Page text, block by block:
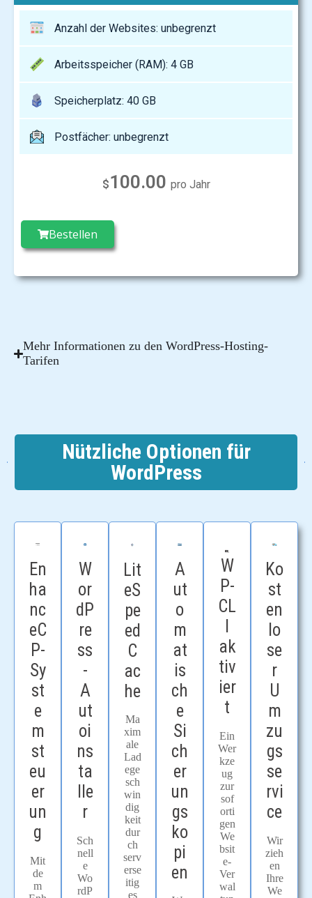
Anzahl der Websites: unbegrenzt
Arbeitsspeicher (RAM): 4 GB
Speicherplatz: 40 GB
Postfächer: unbegrenzt
$100.00 pro Jahr
Bestellen
Mehr Informationen zu den WordPress-Hosting-
Tarifen
Nützliche Optionen für
WordPress
En
ha
nc
eC
P-
Sy
st
e
m
st
eu
er
un
g
Mit
de
m
W
or
dP
re
ss
-
A
ut
oi
ns
ta
lle
r
Sch
nell
e
Wo
rdP
Lit
eS
pe
ed
C
ac
he
Ma
xim
ale
Lad
ege
sch
win
dig
keit
dur
ch
serv
erse
itig
es
A
ut
o
m
at
is
ch
e
Si
ch
er
un
gs
ko
pi
en
W
P-
CL
ak
tiv
ier
t
Ein
Wer
kze
ug
zur
sof
orti
gen
We
bsit
e-
Ver
wal
Ko
st
en
lo
se
r
U
m
zu
gs
se
rvi
ce
Wir
zieh
en
Ihre
We